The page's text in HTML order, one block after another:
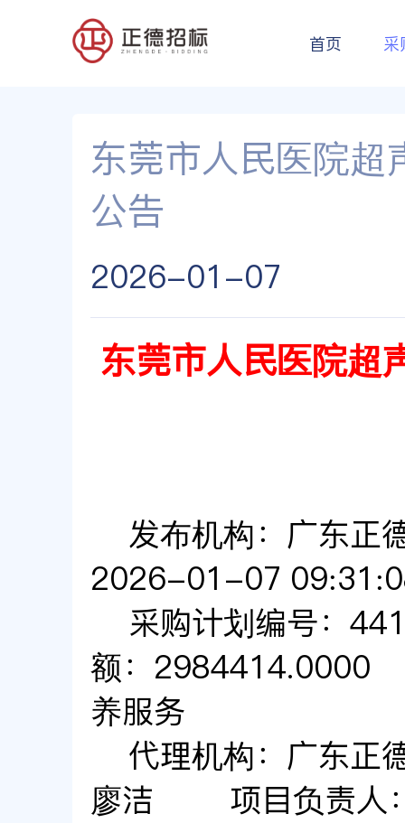
首页 采
东莞市人民医院
公告
2026-01-07
东莞市人民医院超
发布机构：广东正
2026-01-07
采购计划编号：
额：2984414.0000
养服务
代理机构：广东正
廖洁
项目负责人